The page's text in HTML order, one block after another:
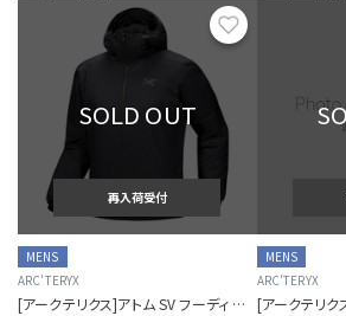
お気に入り
SOLD OUT
再入荷受付
MENS
ARC'TERYX
[アークテリクス]アトム SV フーディ メンズ
MENS
ARC'TERYX